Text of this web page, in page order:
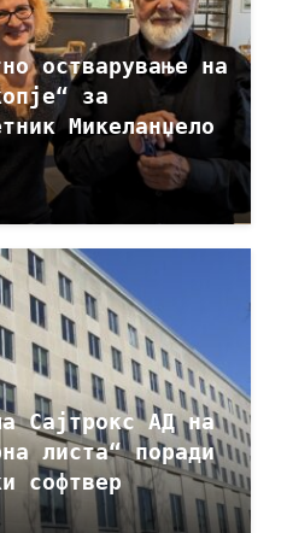
остварување на
за
Микеланџело
Сајтрокс АД на
листа“ поради
софтвер